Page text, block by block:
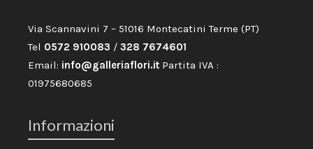
Via Scannavini 7 – 51016 Montecatini Terme (PT)
Tel 0572 910083 / 328 7674601
Email: info@galleriaflori.it Partita IVA :
01975680685
Informazioni